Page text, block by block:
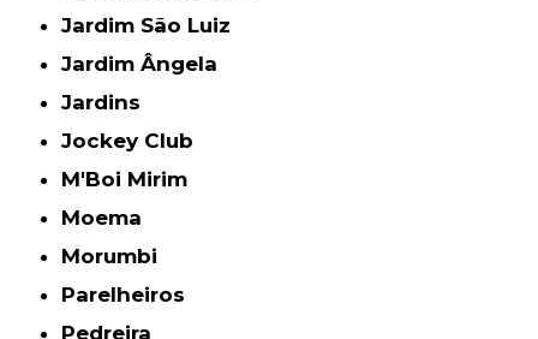
Jardim São Luiz
Jardim Ângela
Jardins
Jockey Club
M'Boi Mirim
Moema
Morumbi
Parelheiros
Pedreira